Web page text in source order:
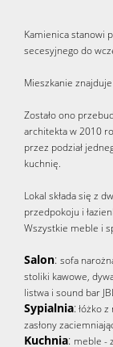
Kamienica stanowi
secesyjnego do
Mieszkanie
Zostało ono
architekta w 2010
przez podział
kuchnię.
Lokal składa się z
przedpokoju i
Wszystkie meble i
Salon: sofa
stoliki kawowe,
listwa i sound bar
Sypialnia:łóżko
zasłony
Kuchnia: meble -